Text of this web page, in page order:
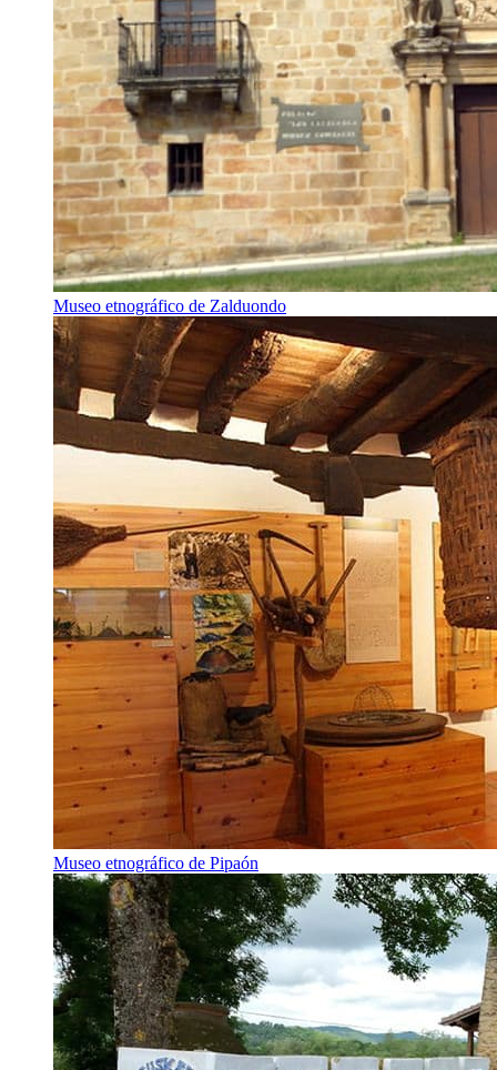
Museo etnográfico de Zalduondo
Museo etnográfico de Pipaón